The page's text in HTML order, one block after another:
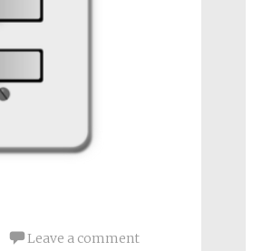
Leave a comment